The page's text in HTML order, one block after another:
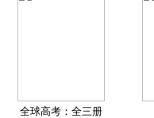
全球高考：全三册